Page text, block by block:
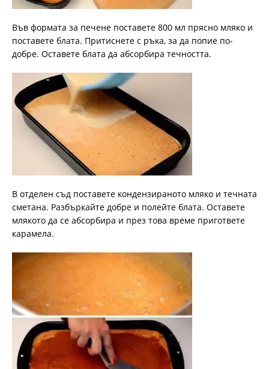
Във формата за печене поставете 800 мл прясно мляко и
поставете блата. Притиснете с ръка, за да попие по-
добре. Оставете блата да абсорбира течността.
В отделен съд поставете кондензираното мляко и течната
сметана. Разбъркайте добре и полейте блата. Оставете
млякото да се абсорбира и през това време пригответе
карамела.